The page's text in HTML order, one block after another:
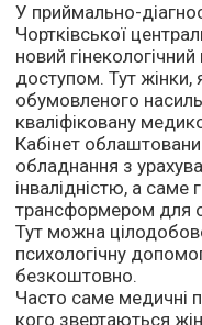
У приймально-
Чортківської
новий
доступом. Тут жінки,
обумовленого
кваліфіковану
Кабінет
обладнання з
інвалідністю, а саме
трансформером для
Тут можна
психологічну
безкоштовно.
Часто саме медичні
кого звертаються